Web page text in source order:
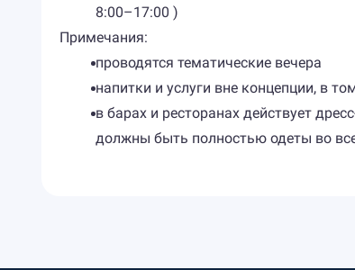
8:00–17:00 )
Примечания:
проводятся тематические вечера
напитки и услуги вне концепции, в
в барах и ресторанах действует
должны быть полностью одеты во